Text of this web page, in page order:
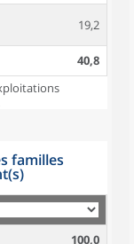
19,2
40,8
familles
100,0